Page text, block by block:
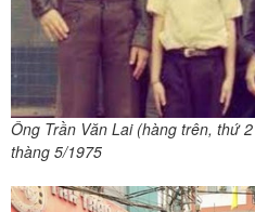
Ông Trần Văn Lai (hàng trên, thứ
thàng 5/1975